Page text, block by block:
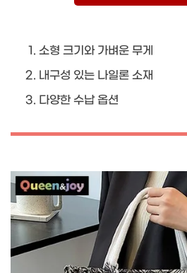
소형 크기와 가벼운 무게
내구성 있는 나일론 소재
다양한 수납 옵션